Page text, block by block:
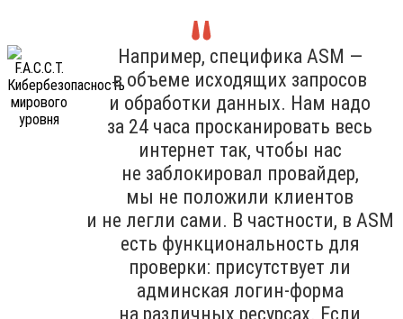
Например, специфика ASM —
в объеме исходящих запросов
и обработки данных. Нам надо
за 24 часа просканировать весь
интернет так, чтобы нас
не заблокировал провайдер,
мы не положили клиентов
и не легли сами. В частности, в ASM
есть функциональность для
проверки: присутствует ли
админская логин-форма
на различных ресурсах. Если